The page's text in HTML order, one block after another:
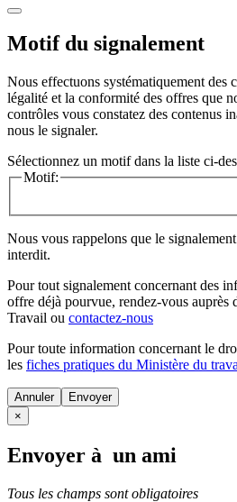
Motif du signalement
Nous effectuons systématiquement des
légalité et la conformité des offres que
contrôles vous constatez des contenus
nous le signaler.
Sélectionnez un motif dans la liste ci-
Motif:
Nous vous rappelons que le
interdit.
Pour tout signalement concernant des
offre déjà pourvue, rendez-vous auprès
Travail ou contactez-nous
Pour toute information concernant le
les fiches pratiques du Ministère du
Annuler
×
Envoyer à un ami
Tous les champs sont obligatoires